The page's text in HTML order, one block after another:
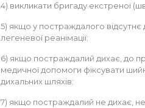
4) викликати бригаду екстреної
5) якщо у постраждалого
легеневої реанімації;
6) якщо постраждалий дихає, до
медичної допомоги фіксувати
дихальних шляхів;
7) якщо постраждалий не дихає,